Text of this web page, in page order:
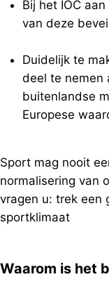
Bij het IOC
van deze
Duidelijk te
deel te nemen
buitenlandse
Europese
Sport mag nooit
normalisering van
vragen u: trek een
sportklimaat
Waarom is het